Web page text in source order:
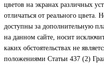
цветов на экранах различных
отличаться от реального цвета.
доступны за дополнительную
на данном сайте, носит
каких обстоятельствах не
положениями Статьи 437 (2)